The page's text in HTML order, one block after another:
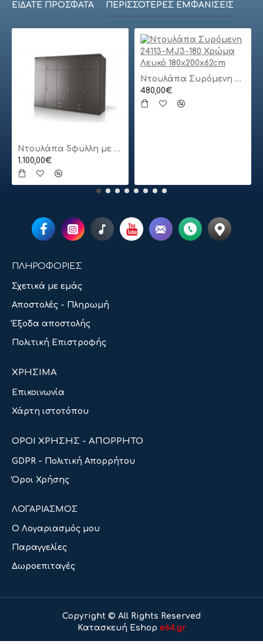
ΕΊΔΑΤΕ ΠΡΌΣΦΑΤΑ ΠΕΡΙΣΣΌΤΕΡΕΣ ΕΜΦΑΝΊΣΕΙΣ
Ντουλάπα 5φυλλη με πατάρι
1.100,00€
Ντουλάπα Συρόμενη 24113-MJ3-180 Χρώμα Λευκό 180x200x62cm
480,00€
ΠΛΗΡΟΦΟΡΙΕΣ
Σχετικά με εμάς
Αποστολές - Πληρωμή
Έξοδα αποστολής
Πολιτική Επιστροφής
ΧΡΗΣΙΜΑ
Επικοινωνία
Χάρτη ιστοτόπου
ΟΡΟΙ ΧΡΗΣΗΣ - ΑΠΟΡΡΗΤΟ
GDPR - Πολιτική Απορρήτου
Όροι Χρήσης
ΛΟΓΑΡΙΑΣΜΟΣ
Ο Λογαριασμός μου
Παραγγελίες
Δωροεπιταγές
Copyright © All Rights Reserved
Κατασκευή Eshop e64.gr